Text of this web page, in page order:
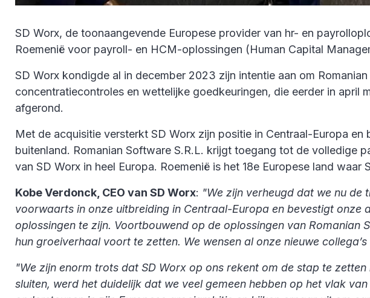
SD Worx, de toonaangevende Europese provider van hr- en
Roemenië voor payroll- en HCM-oplossingen (Human Capital
SD Worx kondigde al in december 2023 zijn intentie aan om
concentratiecontroles en wettelijke goedkeuringen, die eerder in april
afgerond.
Met de acquisitie versterkt SD Worx zijn positie in Centraal-Europa
buitenland. Romanian Software S.R.L. krijgt toegang tot de volledige
van SD Worx in heel Europa. Roemenië is het 18e Europese land
Kobe Verdonck, CEO van SD Worx: "We zijn verheugd dat we nu de
voorwaarts in onze uitbreiding in Centraal-Europa en bevestigt
oplossingen te zijn. Voortbouwend op de oplossingen van
hun groeiverhaal voort te zetten. We wensen al onze nieuwe
"We zijn enorm trots dat SD Worx op ons rekent om de stap te
sluiten, werd het duidelijk dat we veel gemeen hebben op het vlak